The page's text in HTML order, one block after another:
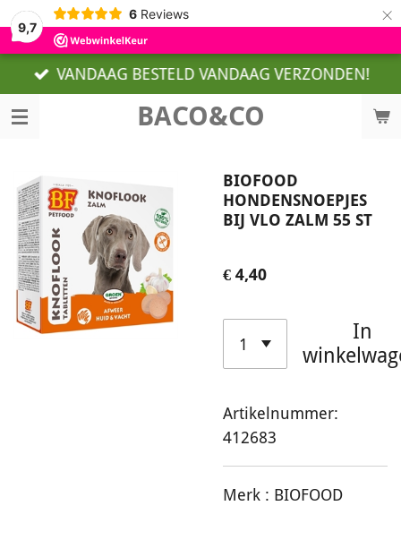
9,7
6 Reviews ×
BACO&CO
VANDAAG BESTELD VANDAAG VERZONDEN!
BIOFOOD
HONDENSNOEPJES
BIJ VLO ZALM 55 ST
€ 4,40
In
Artikelnummer:
412683
Merk : BIOFOOD